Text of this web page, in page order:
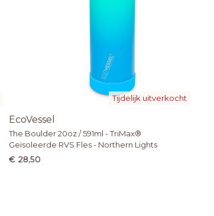
Tijdelijk uitverkocht
EcoVessel
The Boulder 20oz / 591ml - TriMax®
Geïsoleerde RVS Fles - Northern Lights
€ 28,50